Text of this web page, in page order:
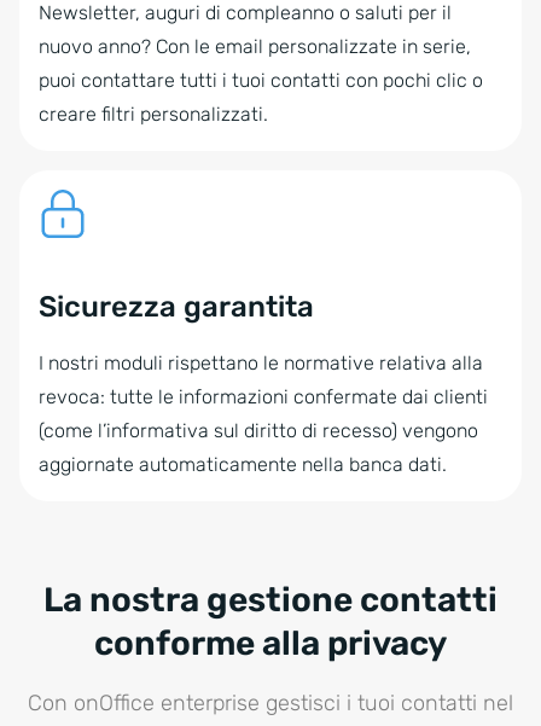
Newsletter, auguri di compleanno o saluti per il
nuovo anno? Con le email personalizzate in serie,
puoi contattare tutti i tuoi contatti con pochi clic o
creare filtri personalizzati.
Sicurezza garantita
I nostri moduli rispettano le normative relativa alla
revoca: tutte le informazioni confermate dai clienti
(come l’informativa sul diritto di recesso) vengono
aggiornate automaticamente nella banca dati.
La nostra gestione contatti
conforme alla privacy
Con onOffice enterprise gestisci i tuoi contatti nel